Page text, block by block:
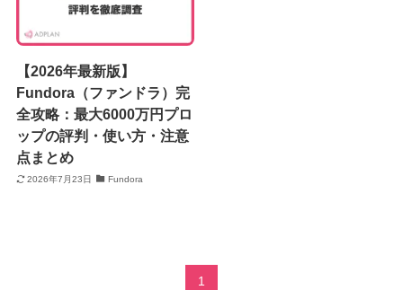
【2026年最新版】
Fundora（ファンドラ）完
全攻略：最大6000万円プロ
ップの評判・使い方・注意
点まとめ
2026年7月23日 Fundora
1